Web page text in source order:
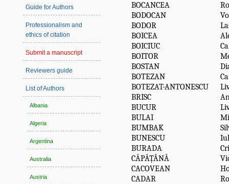
Guide for Authors
Professionalism and
ethics of citation
Submit a manuscript
Reviewers guide
List of Authors
Albania
Algeria
Argentina
Australia
Austria
BOCANCEA
BODOCAN
BODOR
BOICEA
BOICIUC
BOITOR
BOSTAN
BOTEZAN
BOTEZAT-ANTONESCU
BRISC
BUCUR
BULAI
BUMBAK
BUNESCU
BURADA
CĂPĂȚÂNĂ
CACOVEAN
CADAR